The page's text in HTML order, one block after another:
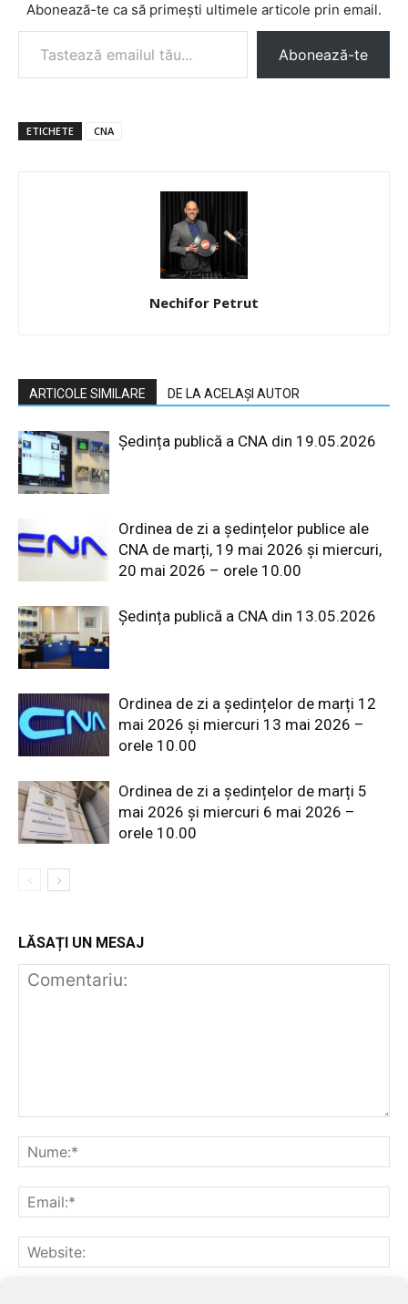
Abonează-te ca să primești ultimele articole prin email.
Tastează emailul tău...
Abonează-te
ETICHETE CNA
Nechifor Petrut
ARTICOLE SIMILARE DE LA ACELAȘI AUTOR
Ședința publică a CNA din 19.05.2026
Ordinea de zi a ședințelor publice ale
CNA de marți, 19 mai 2026 și miercuri,
20 mai 2026 – orele 10.00
Ședința publică a CNA din 13.05.2026
Ordinea de zi a ședințelor de marți 12
mai 2026 și miercuri 13 mai 2026 –
orele 10.00
Ordinea de zi a ședințelor de marți 5
mai 2026 și miercuri 6 mai 2026 –
orele 10.00
LĂSAȚI UN MESAJ